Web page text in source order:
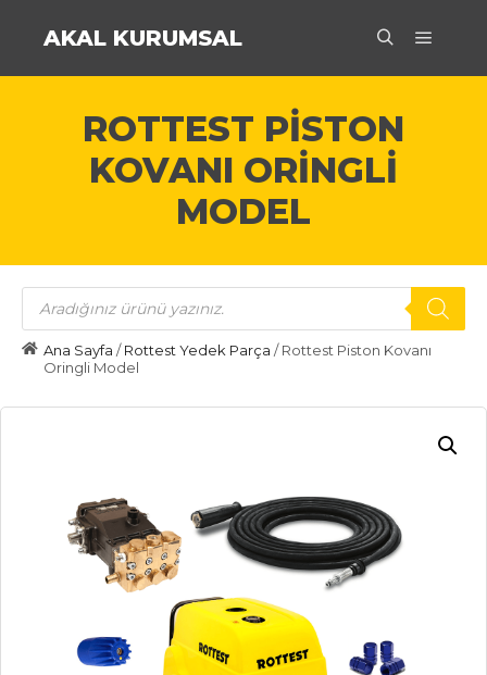
AKAL KURUMSAL
ROTTEST PISTON
KOVANI ORINGLI
MODEL
Products
search
Ana Sayfa /Rottest Yedek Parça / Rottest Piston Kovanı
Oringli Model